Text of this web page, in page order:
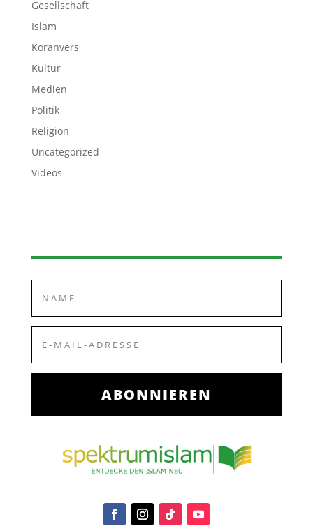
Gesellschaft
Islam
Koranvers
Kultur
Medien
Politik
Religion
Uncategorized
Videos
ABONNIEREN